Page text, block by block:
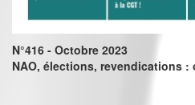
N°416 - Octobre 2023
NAO, élections, revendications :